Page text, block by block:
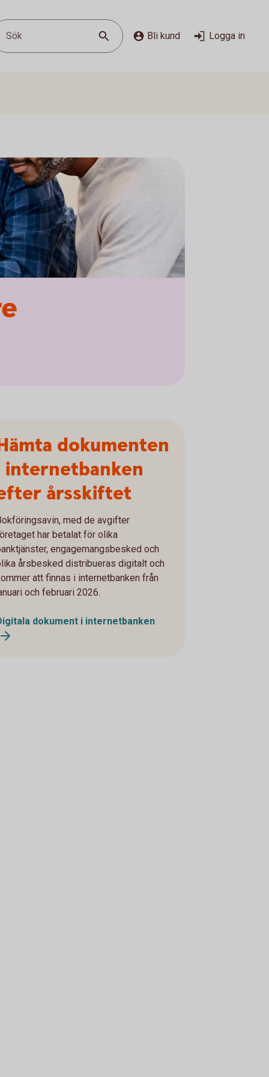
Sök Bli kund Logga in
dokumenten
internetbanken
årsskiftet
med de avgifter
har betalat för olika
engagemangsbesked och
årsbesked distribueras digitalt och
att finnas i internetbanken från
och februari 2026.
dokument i internetbanken